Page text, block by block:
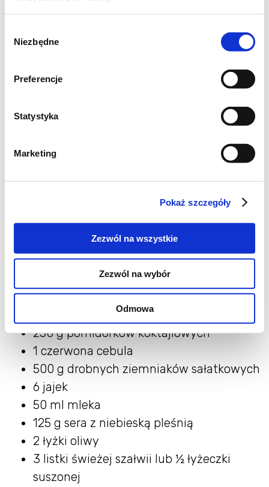
zgody
Niezbędne
Preferencje
Statystyka
Marketing
Pokaż szczegóły
Zezwól na wszystkie
Zezwól na wybór
Odmowa
POTRAWKA ZIEMNIACZANA Z PATELNI
6 kiełbasek wieprzowych
250 g pomidorków koktajlowych
1 czerwona cebula
500 g drobnych ziemniaków sałatkowych
6 jajek
50 ml mleka
125 g sera z niebieską pleśnią
2 łyżki oliwy
3 listki świeżej szałwii lub ½ łyżeczki
suszonej